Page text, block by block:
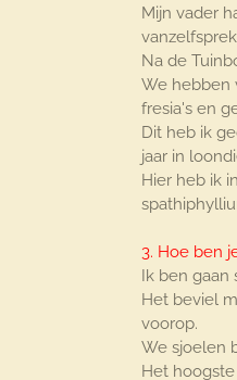
Mijn vader
Na de
We hebben
fresia's en
Dit heb ik
jaar in
Hier heb ik
3. Hoe ben
Ik ben gaan
Het beviel
voorop.
We sjoelen
Het hoogste